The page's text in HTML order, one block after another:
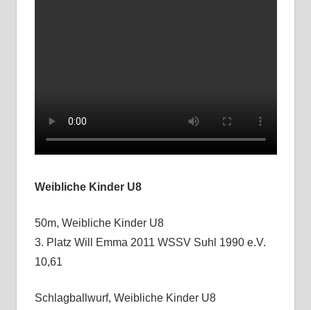
Weibliche Kinder U8
50m, Weibliche Kinder U8
3. Platz Will Emma 2011 WSSV Suhl 1990 e.V.
10,61
Schlagballwurf, Weibliche Kinder U8